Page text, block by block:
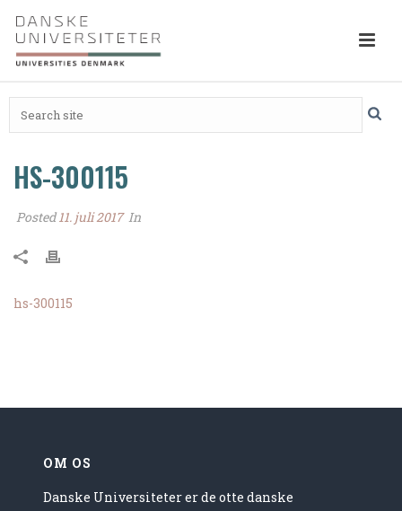
HS-300115
Posted11. juli 2017 In
hs-300115
OM OS
Danske Universiteter er de otte danske